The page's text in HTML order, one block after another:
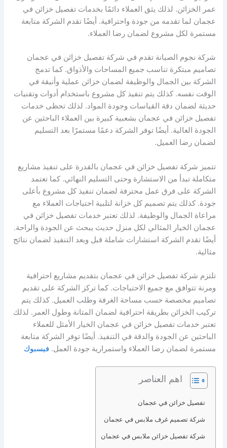
عمر الخزائن. لذلك يثق العملاء دائمًا بخدمات تفصيل خزائن في
عجمان لما تقدمه من جودة واحترافية. أيضًا تقدم الشركة متابعة
مستمرة لكل مشروع لضمان رضا العملاء.
شركة نجوم الصيانة تقدم في شركة تفصيل خزائن في عجمان
تصاميم مبتكرة تناسب جميع المساحات والأذواق. كما تدمج
الشركة بين الجمال والوظيفة لضمان خزائن عملية وأنيقة في
الوقت نفسه. كذلك يتم تنفيذ كل مشروع باستخدام أدوات وتقنيات
حديثة لضمان دقة القياسات وجودة المواد. لذلك تحظى خدمات
تفصيل خزائن في عجمان بشعبية كبيرة بين العملاء الباحثين عن
الجودة العالية. أيضًا توفر الشركة دعمًا مستمرًا بعد التسليم
لضمان رضا العميل.
تتميز شركة تفصيل خزائن في عجمان بالقدرة على تنفيذ مشاريع
متكاملة تبدأ من الاستشارة وحتى التسليم النهائي. كما تعتمد
الشركة على فرق عمل محترفة لضمان تنفيذ كل مشروع بأعلى
جودة. كذلك يتم تصميم كل خزانة لتلبية احتياجات العملاء مع
مراعاة الجمال والوظيفة. لذلك تعتبر خدمات تفصيل خزائن في
عجمان الخيار المثالي لكل منزل حديث يبحث عن الجودة والراحة.
أيضًا تقدم الشركة استشارات شاملة قبل وبعد التنفيذ لضمان نتائج
مثالية.
تلتزم شركة تفصيل خزائن في عجمان بتقديم مشاريع احترافية
ومرنة تتوافق مع جميع الاحتياجات. كما تركز الشركة على تقديم
تصاميم مخصصة حسب مساحة الغرفة وطلب العميل. كذلك يتم
تركيب الخزائن بطريقة احترافية لضمان المتانة وطول العمر. لذلك
تعتبر خدمات تفصيل خزائن في عجمان الخيار الأمثل للعملاء
الباحثين عن الجودة والدقة في التنفيذ. أيضًا توفر الشركة متابعة
مستمرة لضمان رضا العملاء واستمرارية جودة العمل. فيسبوك
اهم العناصر
تفصيل خزائن في عجمان
شركة تصميم غرف ملابس في عجمان
شركة تفصيل خزائن ملابس في عجمان